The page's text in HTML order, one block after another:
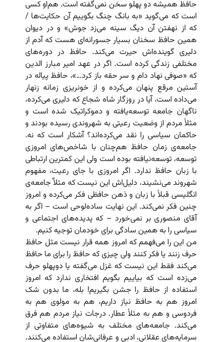
حافظ همیشه دو پهلو سخن نمی‌گفته است. هم‌او کسی
است که می‌گوید «به بانگ چنگ بگوییم آن حکایت‌ها /
که از نهفتن آن دیگ سینه می‌زد جوش» و در دیوان
همین حافظ سخنان بسیار جسورانه‌ای هست که آدم از
دلیری گوینده‌اش حیرت می‌کند. حافظ در دوره‌های
مختلفی زندگی کرده است. اگر در عهد امیر مبارز الدین
که «صوفی نهاد دام و سر حقه باز کرد…»، حافظ پیاله در
آستین مرقع پنهان می‌کرده و از خونریزی زمانه زنهار
می‌داده است، آیا در روزگار شاه شجاع که دلیری می‌کرده،
ناگهان جامعه توسعه‌یافته و دموکراتیک شده است و
مثلاً مردم از وضعیت رعیتی به شهروندی رسیده بودند و
حاکمان سیاسی را نقد می‌کرده‌اند؟ آشکار است که نه.
جامعه‌ی زمان حافظ هم‌چنان با شاخص‌های امروزی
توسعه،‌ توسعه‌نیافته بوده است ولی این کمترین ارتباطی
با زبان حافظ ندارد. اگر امروزی با جای رعیت، مفهوم
شهروند می‌نشیند، دلیل‌اش این نیست که مثلاٌ جامعه‌ی
انگلیسی قبلاً با زبان و ذهن حافظی فکر می‌کرده و امروز
چنین فکر نمی‌کند. این نهایت ساده‌لوحی است – اگر به
آقای منصوری بر نمی‌خورد – که پدیده‌های اجتماعی و
سیاسی را به همین سادگی برای خودمان توجیه کنیم.
من این را می‌فهمم که امروز همه قرار نیست مثل حافظ
حرف زنند یا فکر کنند ولی چیزی که حافظ را برای ما حافظ
می‌کند فقط این نیست که غزل می‌گفته یا دوپهلو حرف
می‌زده است که بیاییم بگویم افتخاری ندارد که امروز
استفاده از حافظ را جشن بگیریم! بله، ما بدون شک
امروز هم به حافظ نیاز داریم، هم به مولوی هم به
فردوسی و هم به مثلاً عطار. درجات نیاز مردم هم فرق
می‌کند. جامعه‌های مختلف به شیوه‌های متفاوتی از
سرمایه‌های عقلانی، ادبی و عرفانی‌شان استفاده می‌کنند.